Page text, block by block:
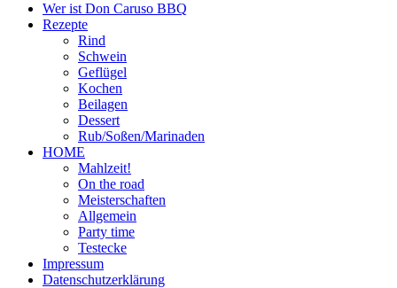
Wer ist Don Caruso BBQ
Rezepte
Rind
Schwein
Geflügel
Kochen
Beilagen
Dessert
Rub/Soßen/Marinaden
HOME
Mahlzeit!
On the road
Meisterschaften
Allgemein
Party time
Testecke
Impressum
Datenschutzerklärung